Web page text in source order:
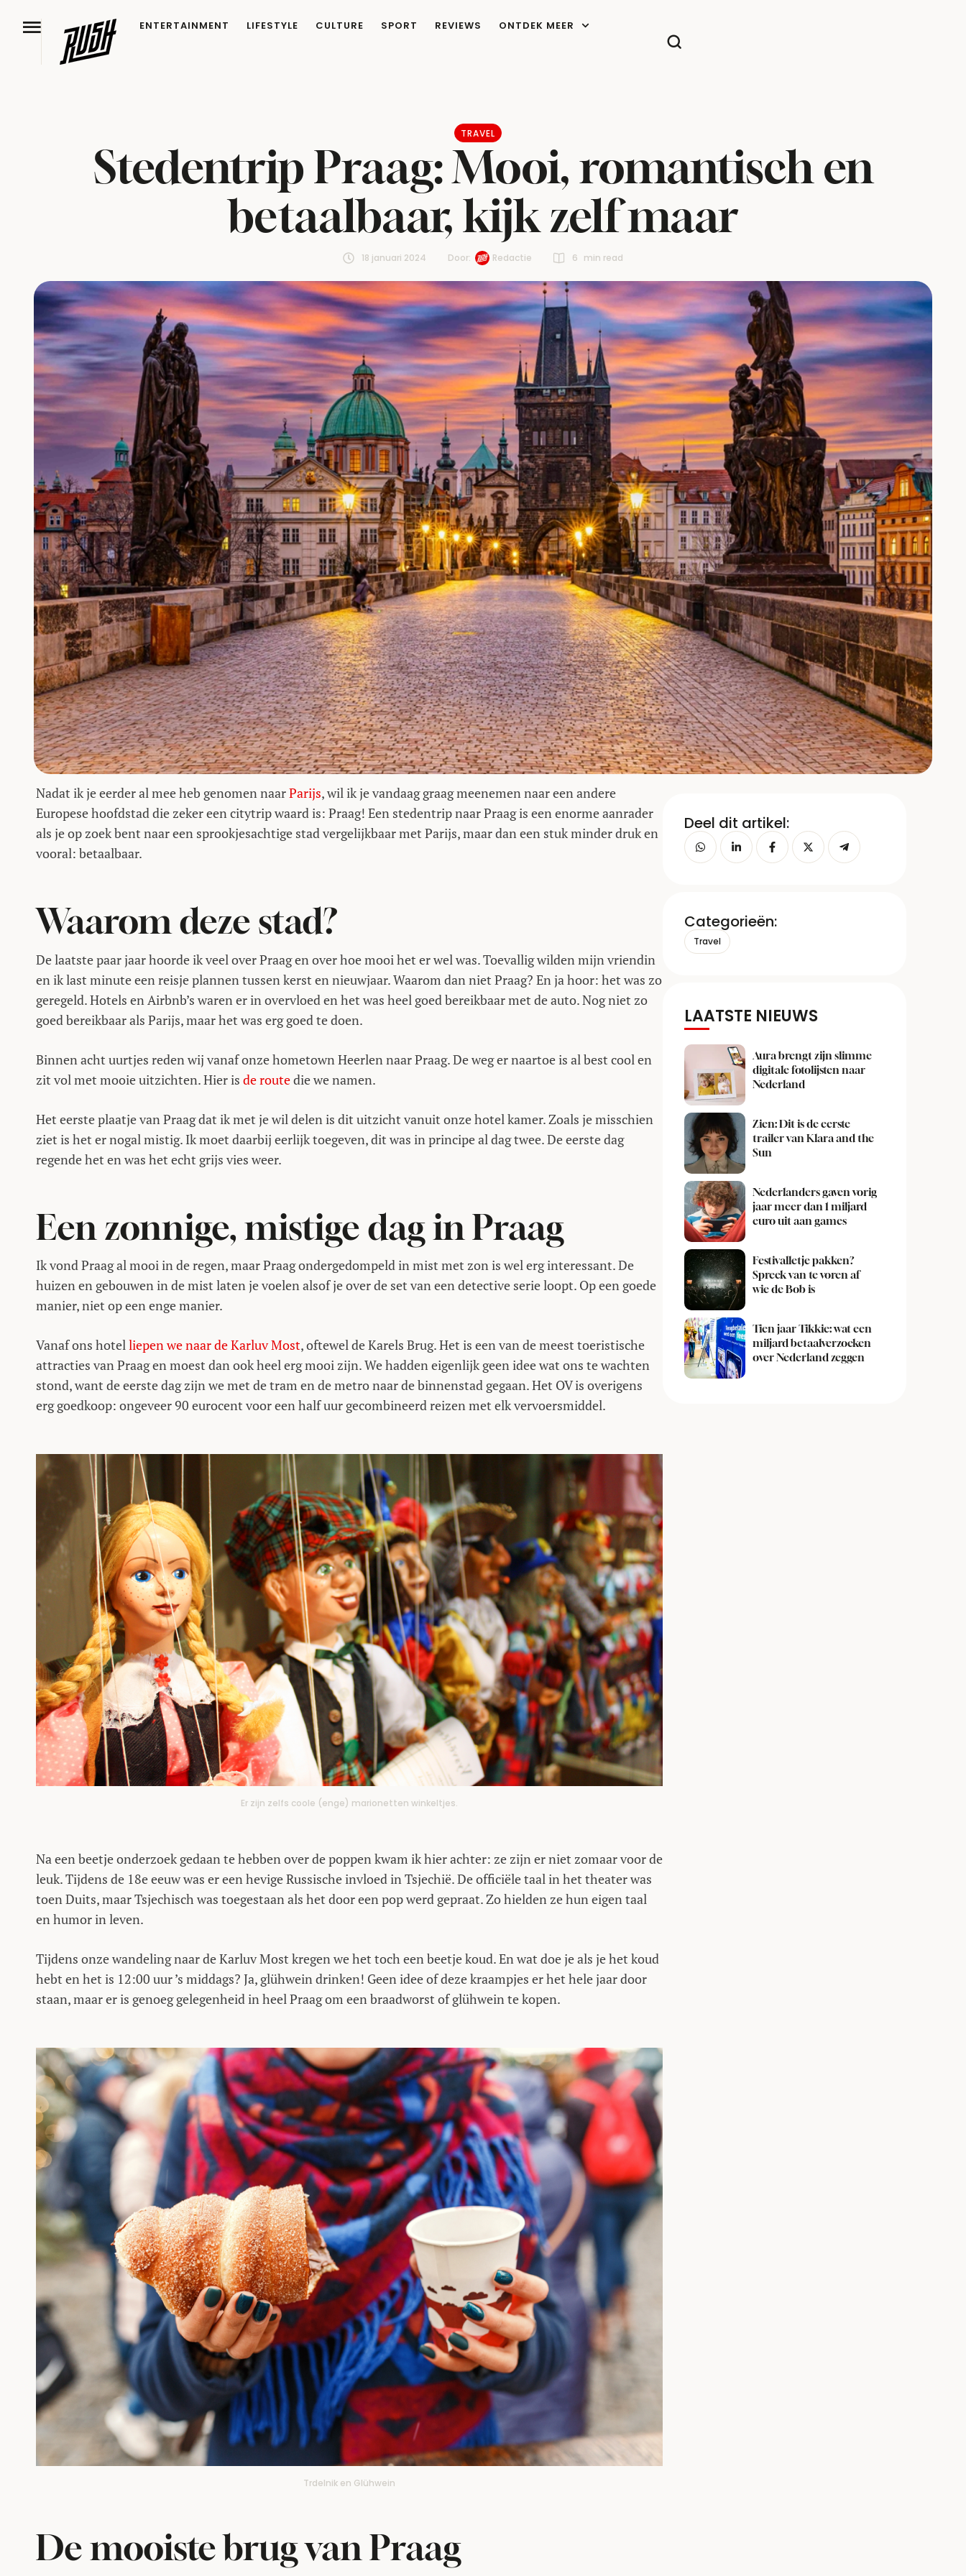
ENTERTAINMENT LIFESTYLE CULTURE SPORT REVIEWS ONTDEK MEER
TRAVEL
Stedentrip Praag: Mooi, romantisch en
betaalbaar, kijk zelf maar
18 januari 2024 Door: Redactie 6 min read
Nadat ik je eerder al mee heb genomen naarParijs, wil ik je vandaag graag meenemen naar een andere
Europese hoofdstad die zeker een citytrip waard is: Praag! Een stedentrip naar Praag is een enorme aanrader
als je op zoek bent naar een sprookjesachtige stad vergelijkbaar met Parijs, maar dan een stuk minder druk en
vooral: betaalbaar.
Waarom deze stad?
De laatste paar jaar hoorde ik veel over Praag en over hoe mooi het er wel was. Toevallig wilden mijn vriendin
en ik last minute een reisje plannen tussen kerst en nieuwjaar. Waarom dan niet Praag? En ja hoor: het was zo
geregeld. Hotels en Airbnb’s waren er in overvloed en het was heel goed bereikbaar met de auto. Nog niet zo
goed bereikbaar als Parijs, maar het was erg goed te doen.
Binnen acht uurtjes reden wij vanaf onze hometown Heerlen naar Praag. De weg er naartoe is al best cool en
zit vol met mooie uitzichten. Hier is de routedie we namen.
Het eerste plaatje van Praag dat ik met je wil delen is dit uitzicht vanuit onze hotel kamer. Zoals je misschien
ziet is het er nogal mistig. Ik moet daarbij eerlijk toegeven, dit was in principe al dag twee. De eerste dag
regende het en was het echt grijs vies weer.
Een zonnige, mistige dag in Praag
Ik vond Praag al mooi in de regen, maar Praag ondergedompeld in mist met zon is wel erg interessant. De
huizen en gebouwen in de mist laten je voelen alsof je over de set van een detective serie loopt. Op een goede
manier, niet op een enge manier.
Vanaf ons hotelliepen we naar de Karluv Most, oftewel de Karels Brug. Het is een van de meest toeristische
attracties van Praag en moest dan ook heel erg mooi zijn. We hadden eigenlijk geen idee wat ons te wachten
stond, want de eerste dag zijn we met de tram en de metro naar de binnenstad gegaan. Het OV is overigens
erg goedkoop: ongeveer 90 eurocent voor een half uur gecombineerd reizen met elk vervoersmiddel.
Er zijn zelfs coole (enge) marionetten winkeltjes.
Na een beetje onderzoek gedaan te hebben over de poppen kwam ik hier achter: ze zijn er niet zomaar voor de
leuk. Tijdens de 18e eeuw was er een hevige Russische invloed in Tsjechië. De officiële taal in het theater was
toen Duits, maar Tsjechisch was toegestaan als het door een pop werd gepraat. Zo hielden ze hun eigen taal
en humor in leven.
Tijdens onze wandeling naar de Karluv Most kregen we het toch een beetje koud. En wat doe je als je het koud
hebt en het is 12:00 uur ’s middags? Ja, glühwein drinken! Geen idee of deze kraampjes er het hele jaar door
staan, maar er is genoeg gelegenheid in heel Praag om een braadworst of glühwein te kopen.
Trdelnik en Glühwein
De mooiste brug van Praag
Deel dit artikel:
Categorieën:
Travel
LAATSTE NIEUWS
Aura brengt zijn slimme
digitale fotolijsten naar
Nederland
Zien: Dit is de eerste
trailer van Klara and the
Sun
Nederlanders gaven vorig
jaar meer dan 1 miljard
euro uit aan games
Festivalletje pakken?
Spreek van te voren af
wie de Bob is
Tien jaar Tikkie: wat een
miljard betaalverzoeken
over Nederland zeggen